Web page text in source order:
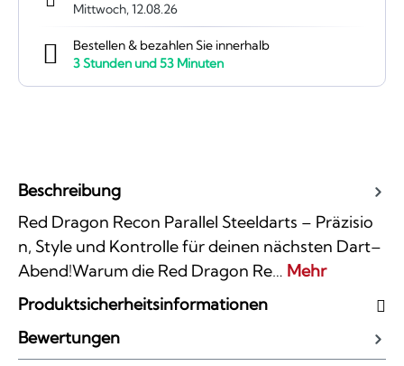
Mittwoch, 12.08.26
Bestellen & bezahlen Sie innerhalb
3Stunden und53 Minuten
Beschreibung
Red Dragon Recon Parallel Steeldarts – Präzisio
n, Style und Kontrolle für deinen nächsten Dart–
Abend!Warum die Red Dragon Re… Mehr
Produktsicherheitsinformationen
Bewertungen